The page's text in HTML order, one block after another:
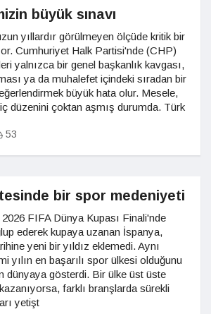
büyük sınavı
yıllardır görülmeyen ölçüde kritik bir
Cumhuriyet Halk Partisi'nde (CHP)
yalnızca bir genel başkanlık kavgası,
ya da muhalefet içindeki sıradan bir
büyük hata olur. Mesele,
düzenini çoktan aşmış durumda. Türk
53
bir spor medeniyeti
FIFA Dünya Kupası Finali'nde
ederek kupaya uzanan İspanya,
yeni bir yıldız eklemedi. Aynı
yılın en başarılı spor ülkesi olduğunu
dünyaya gösterdi. Bir ülke üst üste
farklı branşlarda sürekli
yetişt